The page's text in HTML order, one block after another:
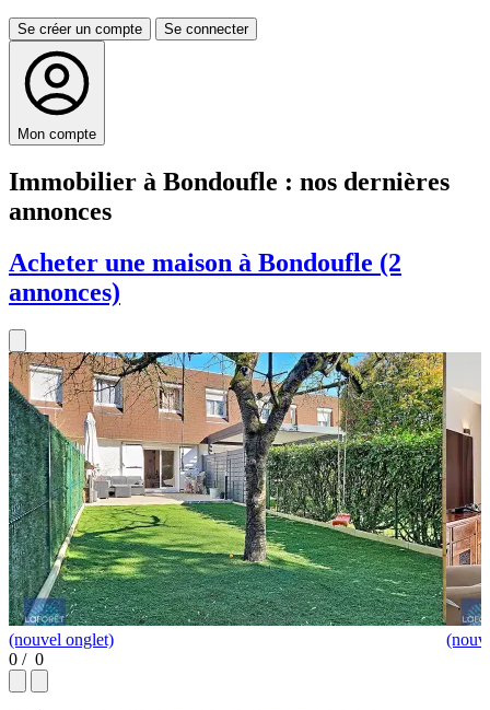
Se créer un compte Se connecter
Mon compte
Immobilier à Bondoufle : nos dernières
annonces
Acheter une maison à Bondoufle (2
annonces)
(nouvel onglet)
0 / 0